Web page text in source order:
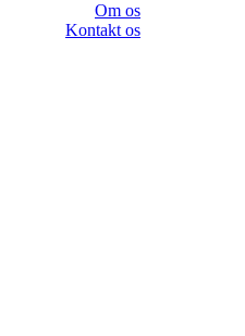
Om os
Kontakt os